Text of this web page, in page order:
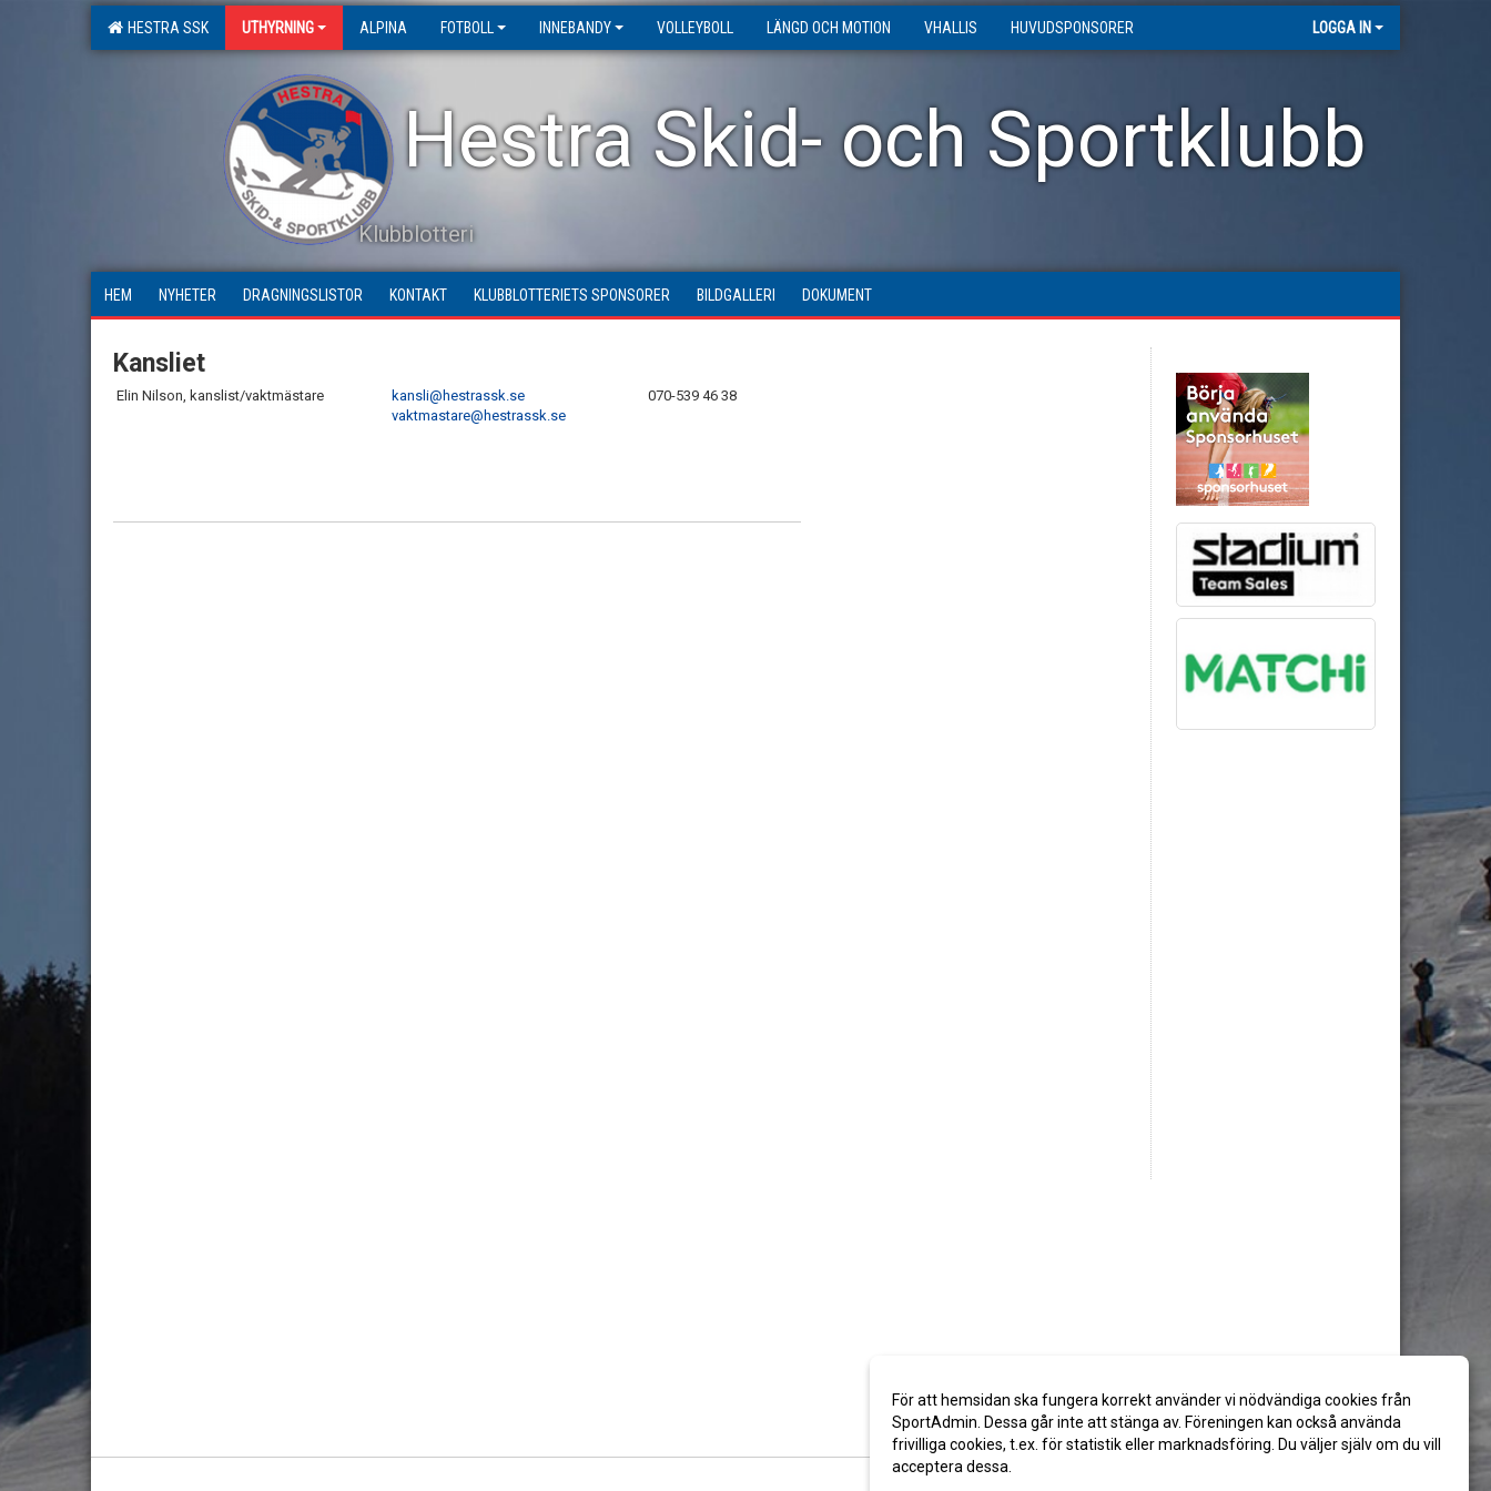
HESTRA SSK UTHYRNING ALPINA FOTBOLL INNEBANDY VOLLEYBOLL LÄNGD OCH MOTION VHALLIS HUVUDSPONSORER LOGGA IN
Hestra Skid- och Sportklubb
Klubblotteri
HEM NYHETER DRAGNINGSLISTOR KONTAKT KLUBBLOTTERIETS SPONSORER BILDGALLERI DOKUMENT
Kansliet
Elin Nilson, kanslist/vaktmästare
kansli@hestrassk.se
vaktmastare@hestrassk.se
070-539 46 38
För att hemsidan ska fungera korrekt använder vi nödvändiga cookies från
SportAdmin. Dessa går inte att stänga av. Föreningen kan också använda
frivilliga cookies, t.ex. för statistik eller marknadsföring. Du väljer själv om du vill
acceptera dessa.